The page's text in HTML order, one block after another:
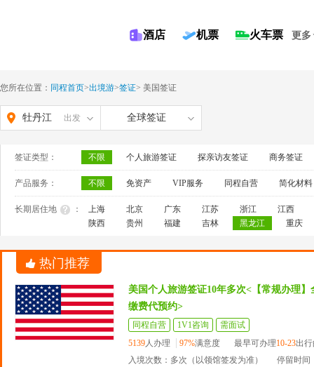
酒店 机票 火车票 更多
您所在位置： 同程首页>出境游>签证> 美国签证
牡丹江 出发 全球签证
签证类型： 不限 个人旅游签证 探亲访友签证 商务签证
产品服务： 不限 免资产 VIP服务 同程自营 简化材料
长期居住地 ： 上海 北京 广东 江苏 浙江
江西
陕西
贵州 福建 吉林 黑龙江 重庆
热门推荐
美国个人旅游签证10年多次<【常规办理
缴费代预约>
同程自营 1V1咨询
需面试
5139人办理 97%满意度 最早可办理10-23出
入境次数：多次（以领馆签发为准）
停留时间